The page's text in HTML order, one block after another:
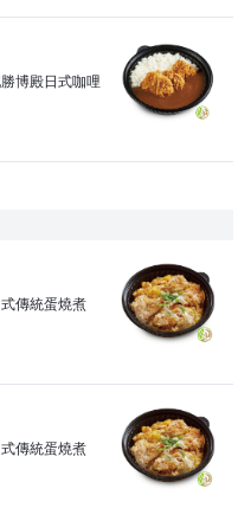
博殿日式咖哩
傳統蛋燒煮
傳統蛋燒煮